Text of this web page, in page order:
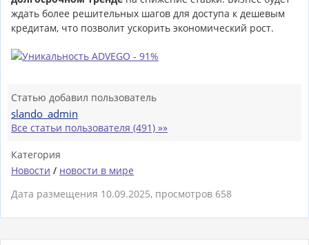
ждать более решительных шагов для доступа к дешевым
кредитам, что позволит ускорить экономический рост.
Статью добавил пользователь
slando_admin
Все статьи пользователя (491) »»
Категория
Новости / новости в мире
Дата размещения 10.09.2025, просмотров 658